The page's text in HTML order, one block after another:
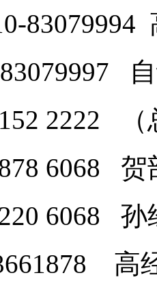
83079994
2222 （
6068 贺
6068
高